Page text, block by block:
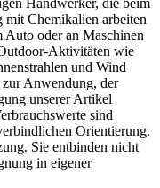
Handwerker, die beim
mit Chemikalien arbeiten
Auto oder an Maschinen
Aktivitäten wie
und Wind
Anwendung, der
unserer Artikel
sind
Orientierung.
Sie entbinden nicht
in eigener